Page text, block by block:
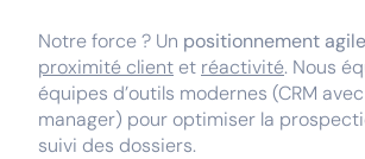
Notre force ? Un positionnement agile
proximité client et réactivité. Nous
équipes d’outils modernes (CRM
manager) pour optimiser la
suivi des dossiers.